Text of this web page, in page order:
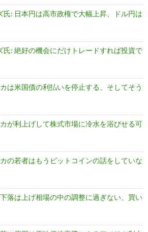
氏: 日本円は高市政権で大幅上昇、ドル円は
氏: 絶好の機会にだけトレードすれば投資で
は米国債の利払いを停止する、そしてそう
が利上げして株式市場に冷水を浴びせる可
の若者はもうビットコインの話をしていな
落は上げ相場の中の調整に過ぎない、買い